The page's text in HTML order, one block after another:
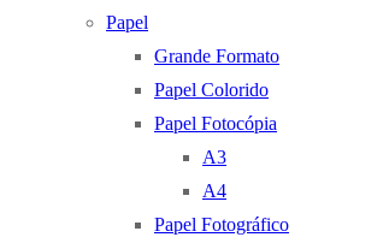
Papel
Grande Formato
Papel Colorido
Papel Fotocópia
A3
A4
Papel Fotográfico